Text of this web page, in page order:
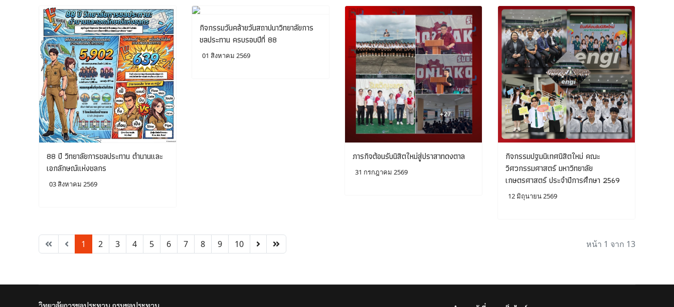
88 ปี วิทยาลัยการชลประทาน ตำนานและ
เอกลักษณ์แห่งชลกร
03 สิงหาคม 2569
กิจกรรมวันคล้ายวันสถาปนาวิทยาลัยการ
ชลประทาน ครบรอบปีที่ 88
01 สิงหาคม 2569
ภารกิจต้อนรับนิสิตใหม่สู่ปราสาทดงตาล
31 กรกฎาคม 2569
กิจกรรมปฐมนิเทศนิสิตใหม่ คณะ
วิศวกรรมศาสตร์ มหาวิทยาลัย
เกษตรศาสตร์ ประจำปีการศึกษา 2569
12 มิถุนายน 2569
1 2 3 4 5 6 7 8 9 10 หน้า 1 จาก 13